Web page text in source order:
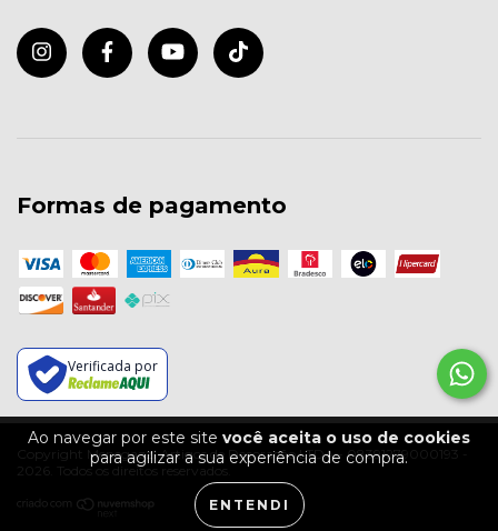
Ao navegar por este site você aceita o uso de cookies
para agilizar a sua experiência de compra.
ENTENDI
Formas de pagamento
Verificada por
Copyright Menegazzi Artigos de Decoração LTDA - 08391279000193 -
2026. Todos os direitos reservados.